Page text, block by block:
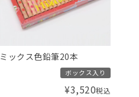
ミックス色鉛筆20本
ボックス入り
¥3,520税込